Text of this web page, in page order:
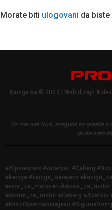
Morate biti ulogovani da
Kacige.ba © 2023 | Web dizajn &
Uz sav naš trud, moguće su greške u
javite nam
#Alpinestars #Acerbis #Caberg
#kaciga #kacige_sarajevo
#vizir_za_motor
#čizme_za_motor #Caberg #Acerbis
#MotoOpremaSarajevo